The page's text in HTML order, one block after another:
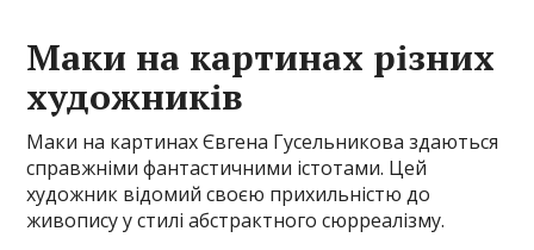
Маки на картинах різних
художників
Маки на картинах Євгена Гусельникова здаються
справжніми фантастичними істотами. Цей
художник відомий своєю прихильністю до
живопису у стилі абстрактного сюрреалізму.